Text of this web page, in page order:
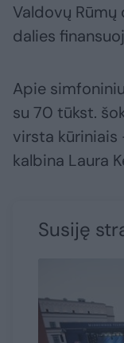
Valdovų
dalies
Apie
su 70 tūkst.
virsta kūriniais
kalbina Laura
Susiję